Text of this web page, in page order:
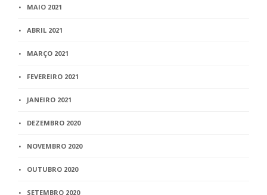
MAIO 2021
ABRIL 2021
MARÇO 2021
FEVEREIRO 2021
JANEIRO 2021
DEZEMBRO 2020
NOVEMBRO 2020
OUTUBRO 2020
SETEMBRO 2020